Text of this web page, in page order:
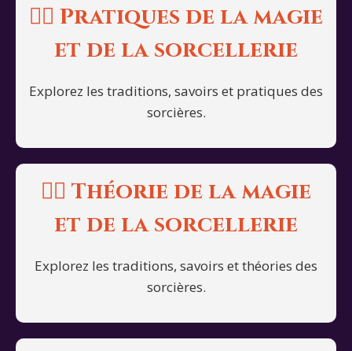
🧙‍♀️ Pratiques de la magie
et de la sorcellerie
Explorez les traditions, savoirs et pratiques des
sorcières.
🧙‍♀️ Théorie de la magie
et de la sorcellerie
Explorez les traditions, savoirs et théories des
sorcières.